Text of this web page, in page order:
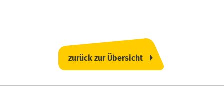
zurück zur Übersicht